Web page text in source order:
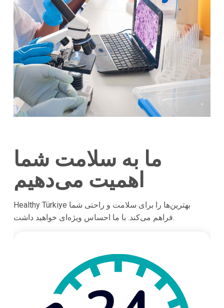
ما به سلامت شما
اهمیت می‌دهیم
Healthy Türkiye بهترین‌ها را برای سلامت و راحتی شما
فراهم می‌کند. با ما احساس ویژه‌ای خواهید داشت.